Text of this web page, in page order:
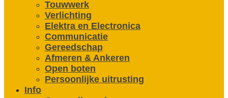
Touwwerk
Verlichting
Elektra en Electronica
Communicatie
Gereedschap
Afmeren & Ankeren
Open boten
Persoonlijke uitrusting
Info